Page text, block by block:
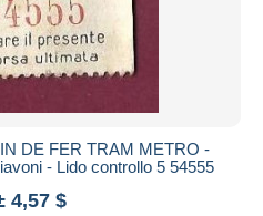
DE FER TRAM METRO -
- Lido controllo 5 54555
4,57 $